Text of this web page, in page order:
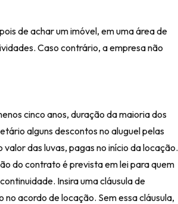
de achar um imóvel, em uma área de
Caso contrário, a empresa não
cinco anos, duração da maioria dos
alguns descontos no aluguel pelas
das luvas, pagas no início da locação.
do contrato é prevista em lei para quem
Insira uma cláusula de
acordo de locação. Sem essa cláusula,